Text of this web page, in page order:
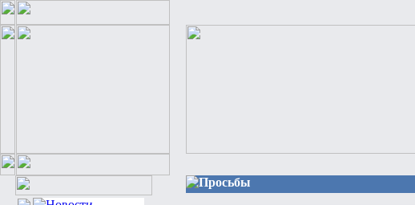
Просьбы